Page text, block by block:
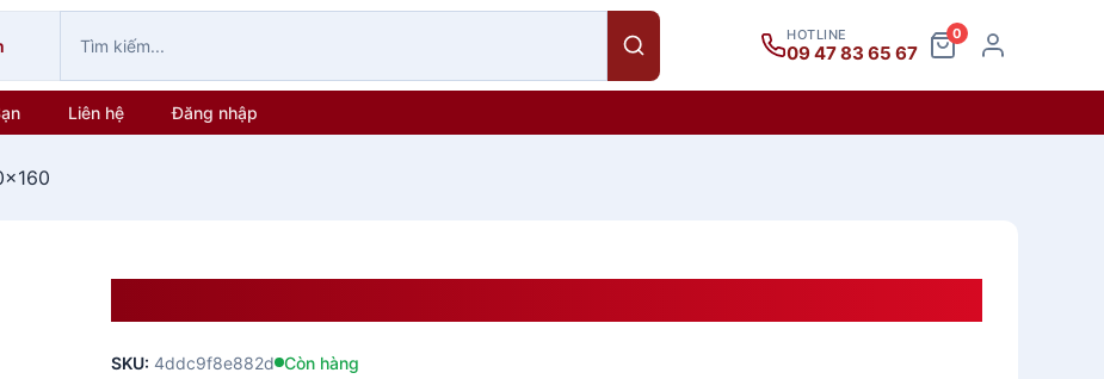
HOTLINE
09 47 83 65 67
0
Liên hệ Đăng nhập
SKU: 4ddc9f8e882d Còn hàng